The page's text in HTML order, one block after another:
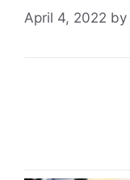
April 4, 2022 by